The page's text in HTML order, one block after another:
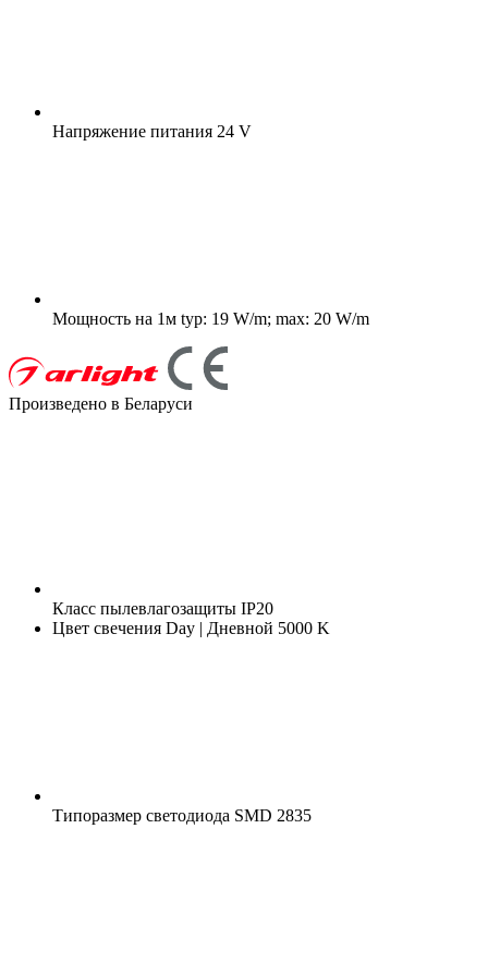
Напряжение питания 24 V
Мощность на 1м typ: 19 W/m; max: 20 W/m
Произведено в Беларуси
Класс пылевлагозащиты IP20
Цвет свечения Day | Дневной 5000 K
Типоразмер светодиода SMD 2835